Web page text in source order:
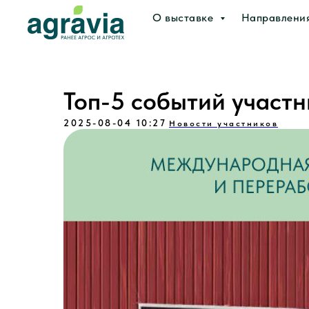
О выставке
Топ-5 событий
2025-08-04 10:27 Новости участников